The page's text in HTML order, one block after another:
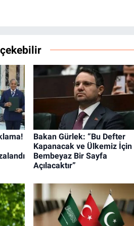
Bakan Gürlek: “Bu Defter
Kapanacak ve Ülkemiz İçin
Bembeyaz Bir Sayfa
Açılacaktır”